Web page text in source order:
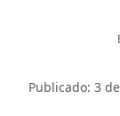
Publicado: 3